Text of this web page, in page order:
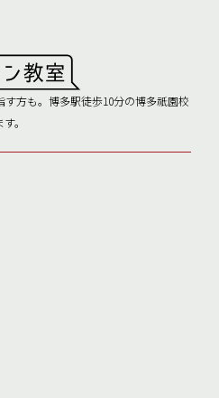
方も。博多駅徒歩10分の博多祇園校
。